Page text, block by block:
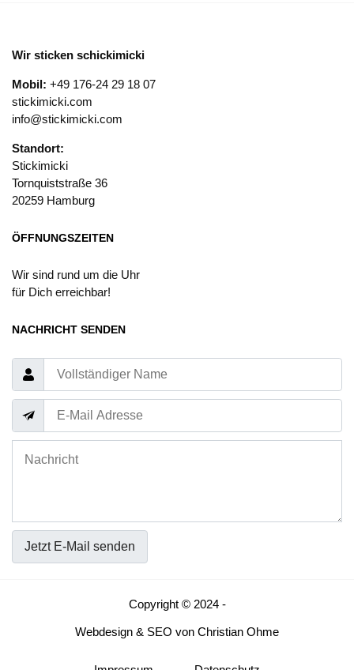
Wir sticken schickimicki
Mobil: +49 176-24 29 18 07
stickimicki.com
info@stickimicki.com
Standort:
Stickimicki
Tornquiststraße 36
20259 Hamburg
ÖFFNUNGSZEITEN
Wir sind rund um die Uhr
für Dich erreichbar!
NACHRICHT SENDEN
Jetzt E-Mail senden
Copyright © 2024 -
Webdesign & SEO von Christian Ohme